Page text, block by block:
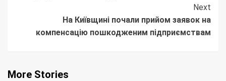
Next
На Київщині почали прийом заявок на
компенсацію пошкодженим підприємствам
More Stories